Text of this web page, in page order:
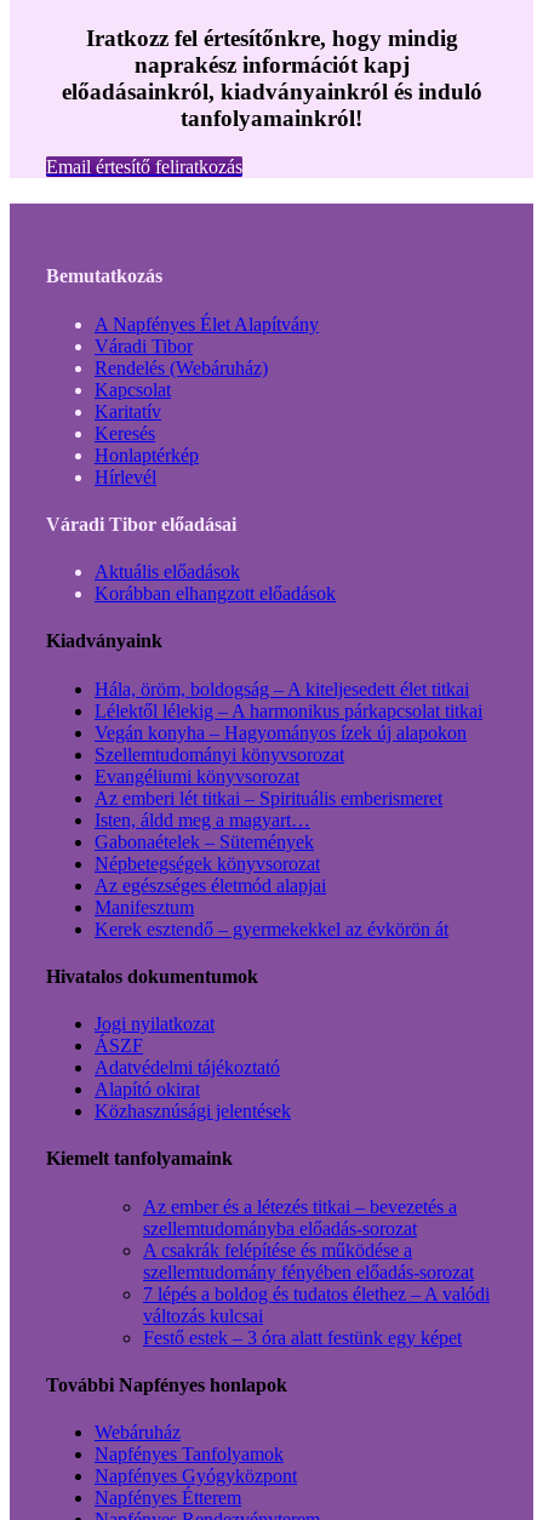
Iratkozz fel értesítőnkre, hogy mindig
naprakész információt kapj
előadásainkról, kiadványainkról és induló
tanfolyamainkról!
Email értesítő feliratkozás
Bemutatkozás
A Napfényes Élet Alapítvány
Váradi Tibor
Rendelés (Webáruház)
Kapcsolat
Karitatív
Keresés
Honlaptérkép
Hírlevél
Váradi Tibor előadásai
Aktuális előadások
Korábban elhangzott előadások
Kiadványaink
Hála, öröm, boldogság – A kiteljesedett élet titkai
Lélektől lélekig – A harmonikus párkapcsolat titkai
Vegán konyha – Hagyományos ízek új alapokon
Szellemtudományi könyvsorozat
Evangéliumi könyvsorozat
Az emberi lét titkai – Spirituális emberismeret
Isten, áldd meg a magyart…
Gabonaételek – Sütemények
Népbetegségek könyvsorozat
Az egészséges életmód alapjai
Manifesztum
Kerek esztendő – gyermekekkel az évkörön át
Hivatalos dokumentumok
Jogi nyilatkozat
ÁSZF
Adatvédelmi tájékoztató
Alapító okirat
Közhasznúsági jelentések
Kiemelt tanfolyamaink
Az ember és a létezés titkai – bevezetés a
szellemtudományba előadás-sorozat
A csakrák felépítése és működése a
szellemtudomány fényében előadás-sorozat
7 lépés a boldog és tudatos élethez – A valódi
változás kulcsai
Festő estek – 3 óra alatt festünk egy képet
További Napfényes honlapok
Webáruház
Napfényes Tanfolyamok
Napfényes Gyógyközpont
Napfényes Étterem